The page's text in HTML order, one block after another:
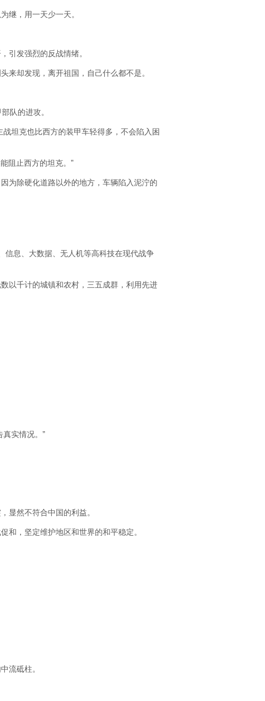
继，用一天少一天。
引发强烈的反战情绪。
来却发现，离开祖国，自己什么都不是。
队的进攻。
坦克也比西方的装甲车轻得多，不会陷入困
阻止西方的坦克。”
为除硬化道路以外的地方，车辆陷入泥泞的
信息、大数据、无人机等高科技在现代战争
以千计的城镇和农村，三五成群，利用先进
实情况。”
显然不符合中国的利益。
和，坚定维护地区和世界的和平稳定。
流砥柱。